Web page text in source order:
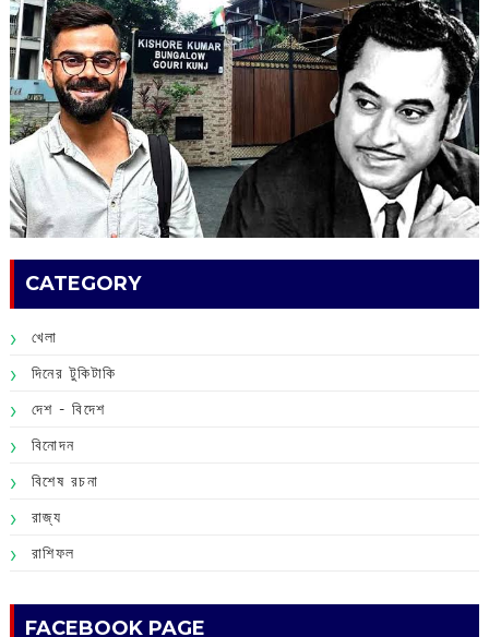
CATEGORY
খেলা
দিনের টুকিটাকি
দেশ - বিদেশ
বিনোদন
বিশেষ রচনা
রাজ্য
রাশিফল
FACEBOOK PAGE